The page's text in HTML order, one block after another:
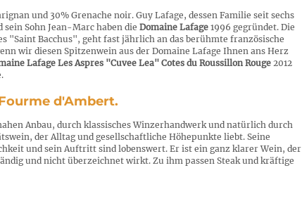
und 30% Grenache noir. Guy Lafage, dessen Familie seit sechs
Sohn Jean-Marc haben die Domaine Lafage 1996 gegründet. Die
"Saint Bacchus", geht fast jährlich an das berühmte französische
wir diesen Spitzenwein aus der Domaine Lafage Ihnen ans Herz
Lafage Les Aspres "Cuvee Lea" Cotes du Roussillon Rouge 2012
d'Ambert.
Anbau, durch klassisches Winzerhandwerk und natürlich durch
der Alltag und gesellschaftliche Höhepunkte liebt. Seine
und sein Auftritt sind lobenswert. Er ist ein ganz klarer Wein, der
und nicht überzeichnet wirkt. Zu ihm passen Steak und kräftige